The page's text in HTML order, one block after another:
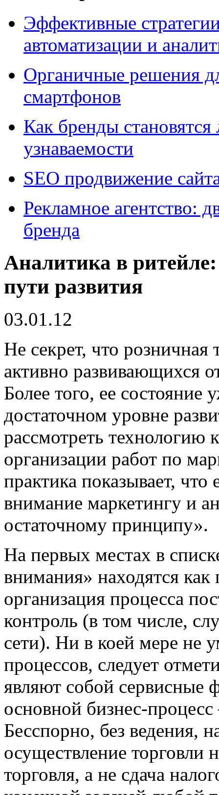
Эффективные
автоматизации и
Органичные решения
смартфонов
Как бренды
узнаваемости
SEO продвижение
Рекламное агентство:
бренда
Аналитика в
пути развития
03.01.12
Не секрет, что
активно развивающихся
Более того, ее состояние
достаточном уровне
рассмотреть технологию
организации работ по
практика показывает,
внимание маркетингу и
остаточному принципу».
На первых местах в
внимания» находятся
организация процесса
контроль (в том числе,
сети). Ни в коей мере не
процессов, следует
являют собой
основной бизнес-
Бесспорно, без ведения,
осуществление
торговля, а не сдача